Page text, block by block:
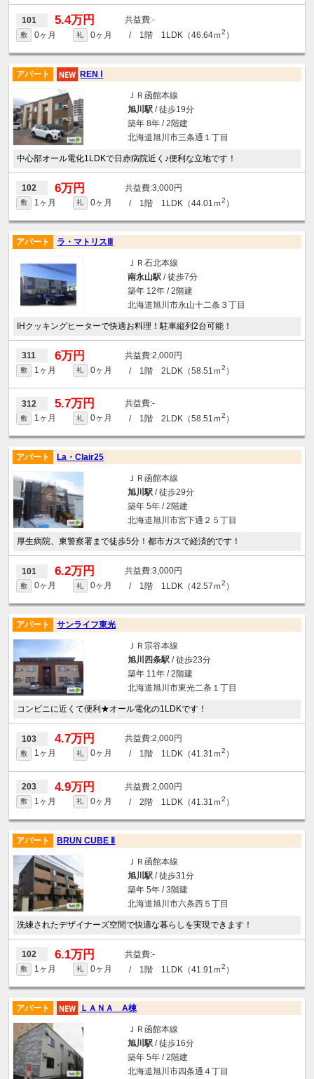
101 5.4万円 -
敷 0ヶ月 礼 0ヶ月 / 1階 1LDK（46.64ｍ2 ）
アパート REN Ⅰ
ＪＲ函館本線
旭川駅/ 徒歩19分
築年 8年 / 2階建
北海道旭川市三条通１丁目
中心部オール電化1LDKで日赤病院近く♪便利な立地です！
102 6万円 3,000円
敷 1ヶ月 礼 0ヶ月 / 1階 1LDK（44.01ｍ2 ）
アパート ラ・マトリスⅢ
ＪＲ石北本線
南永山駅/ 徒歩7分
築年 12年 / 2階建
北海道旭川市永山十二条３丁目
IHクッキングヒーターで快適お料理！駐車縦列2台可能！
311 6万円 2,000円
敷 1ヶ月 礼 0ヶ月 / 1階 2LDK（58.51ｍ2 ）
312 5.7万円 -
敷 1ヶ月 礼 0ヶ月 / 1階 2LDK（58.51ｍ2 ）
アパート La・Clair25
ＪＲ函館本線
旭川駅/ 徒歩29分
築年 5年 / 2階建
北海道旭川市宮下通２５丁目
厚生病院、東警察署まで徒歩5分！都市ガスで経済的です！
101 6.2万円 3,000円
敷 0ヶ月 礼 0ヶ月 / 1階 1LDK（42.57ｍ2 ）
アパート サンライフ東光
ＪＲ宗谷本線
旭川四条駅/ 徒歩23分
築年 11年 / 2階建
北海道旭川市東光二条１丁目
コンビニに近くて便利★オール電化の1LDKです！
103 4.7万円 2,000円
敷 1ヶ月 礼 0ヶ月 / 1階 1LDK（41.31ｍ2 ）
203 4.9万円 2,000円
敷 1ヶ月 礼 0ヶ月 / 2階 1LDK（41.31ｍ2 ）
アパート BRUN CUBE Ⅱ
ＪＲ函館本線
旭川駅/ 徒歩31分
築年 5年 / 3階建
北海道旭川市六条西５丁目
洗練されたデザイナーズ空間で快適な暮らしを実現できます！
102 6.1万円 -
敷 1ヶ月 礼 0ヶ月 / 1階 1LDK（41.91ｍ2 ）
アパート ＬＡＮＡ A棟
ＪＲ函館本線
旭川駅/ 徒歩16分
築年 5年 / 2階建
北海道旭川市四条通４丁目